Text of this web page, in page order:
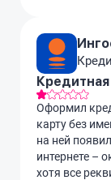
Оформил
карту без
на ней
интернете –
хотя все